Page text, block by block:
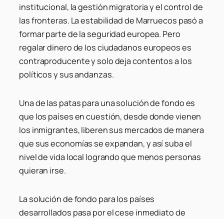
institucional, la gestión migratoria y el control de
las fronteras. La estabilidad de Marruecos pasó a
formar parte de la seguridad europea. Pero
regalar dinero de los ciudadanos europeos es
contraproducente y solo deja contentos a los
políticos y sus andanzas.
Una de las patas para una solución de fondo es
que los países en cuestión, desde donde vienen
los inmigrantes, liberen sus mercados de manera
que sus economías se expandan, y así suba el
nivel de vida local logrando que menos personas
quieran irse.
La solución de fondo para los países
desarrollados pasa por el cese inmediato de